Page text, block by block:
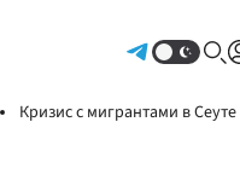
Кризис с мигрантами в Сеуте